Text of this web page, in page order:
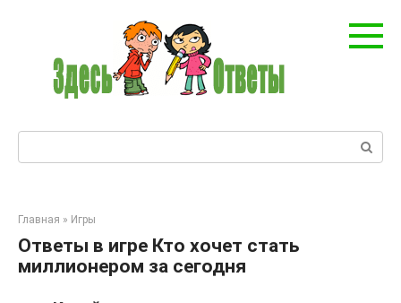
Поиск:
Главная » Игры
Ответы в игре Кто хочет стать
миллионером за сегодня